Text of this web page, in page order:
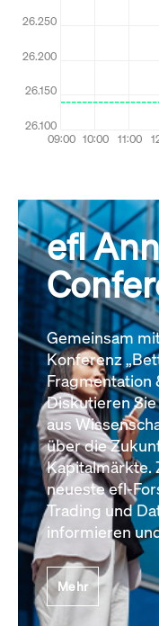
efl
Gemeinsam
Konferenz
Fragmentation
Diskutieren
aus
über die
Kapitalmärkte.
neueste efl-
Trading und
informieren
Mehr